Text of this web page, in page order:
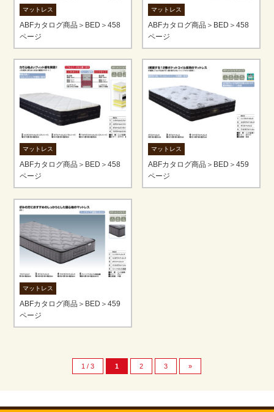
マットレス
ABFカタログ商品＞BED＞458
ページ
マットレス
ABFカタログ商品＞BED＞458
ページ
マットレス
ABFカタログ商品＞BED＞458
ページ
マットレス
ABFカタログ商品＞BED＞459
ページ
マットレス
ABFカタログ商品＞BED＞459
ページ
1 / 3 1 2 3 »